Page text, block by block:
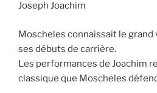
Joseph Joachim
Moscheles connaissait le
ses débuts de carrière.
Les performances de Joachim
classique que Moscheles